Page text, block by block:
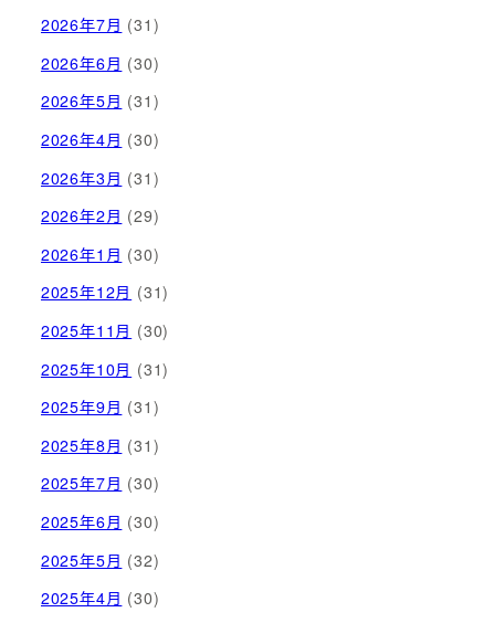
2026年7月 (31)
2026年6月 (30)
2026年5月 (31)
2026年4月 (30)
2026年3月 (31)
2026年2月 (29)
2026年1月 (30)
2025年12月 (31)
2025年11月 (30)
2025年10月 (31)
2025年9月 (31)
2025年8月 (31)
2025年7月 (30)
2025年6月 (30)
2025年5月 (32)
2025年4月 (30)